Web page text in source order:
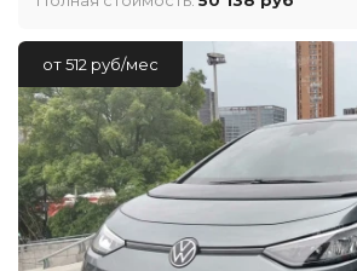
от 512 руб/мес